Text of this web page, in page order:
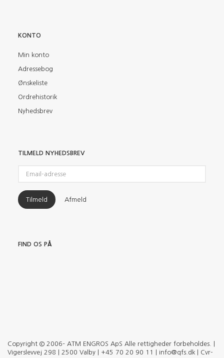
KONTO
Min konto
Adressebog
Ønskeliste
Ordrehistorik
Nyhedsbrev
TILMELD NYHEDSBREV
adresse
Tilmeld Afmeld
FIND OS PÅ
Copyright © 2006– ATM ENGROS ApS Alle rettigheder forbeholdes. |
Vigerslevvej 298 | 2500 Valby | +45 70 20 90 11 | info@qfs.dk | Cvr-